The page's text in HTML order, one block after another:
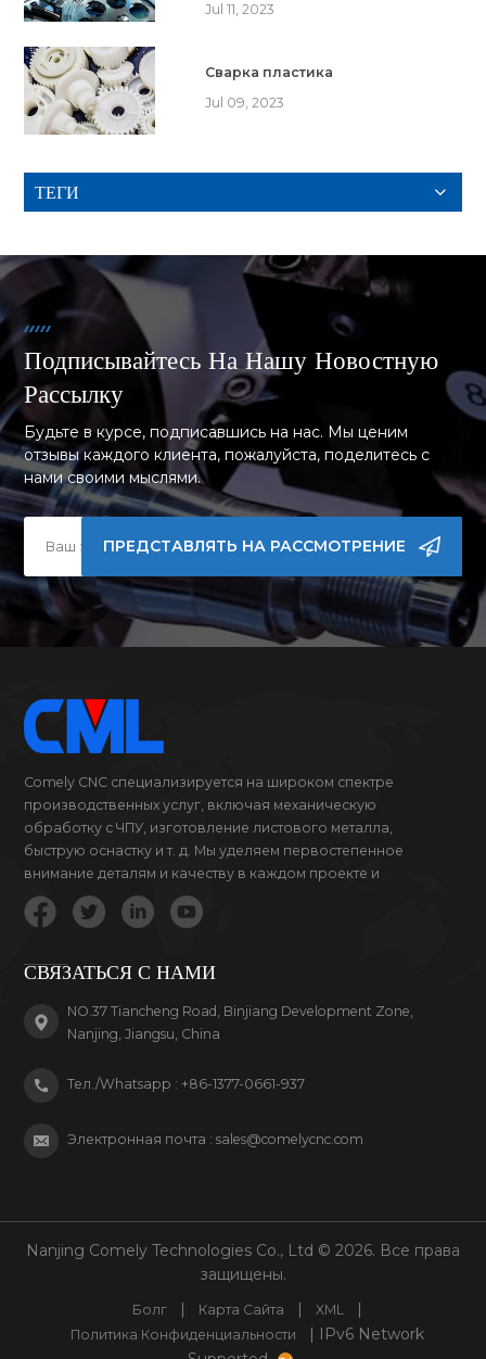
Jul 11, 2023
Сварка пластика
Jul 09, 2023
ТЕГИ
Подписывайтесь На Нашу Новостную
Рассылку
Будьте в курсе, подписавшись на нас. Мы ценим
отзывы каждого клиента, пожалуйста, поделитесь с
нами своими мыслями.
ПРЕДСТАВЛЯТЬ НА РАССМОТРЕНИЕ
Comely CNC специализируется на широком спектре
производственных услуг, включая механическую
обработку с ЧПУ, изготовление листового металла,
быструю оснастку и т. д. Мы уделяем первостепенное
внимание деталям и качеству в каждом проекте и
продукте, за который мы беремся.
СВЯЗАТЬСЯ С НАМИ
NO.37 Tiancheng Road, Binjiang Development Zone,
Nanjing, Jiangsu, China
Тел./Whatsapp : +86-1377-0661-937
Электронная почта :sales@comelycnc.com
Nanjing Comely Technologies Co., Ltd © 2026. Все права
защищены.
Болг | Карта Сайта | XML |
Политика Конфиденциальности
| IPv6 Network